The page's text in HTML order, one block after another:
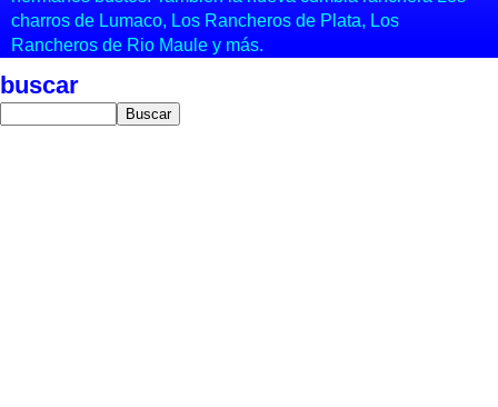
charros de Lumaco, Los Rancheros de Plata, Los
Rancheros de Rio Maule y más.
buscar